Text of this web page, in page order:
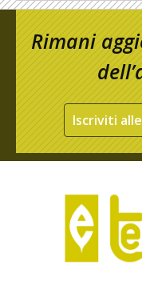
Rimani
Iscriviti